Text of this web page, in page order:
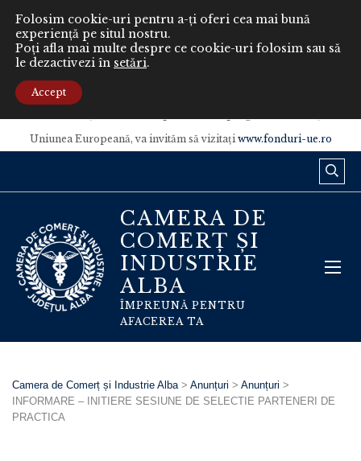
Conținutul acestui material nu reprezintă în mod obligatoriu poziția
oficială a Uniunii Europene sau a Guvernului României.
Uniunea Europeană, va invităm să vizitaţiwww.fonduri-ue.ro
CAMERA DE
COMERȚ ȘI
INDUSTRIE
ALBA
ÎMPREUNĂ PENTRU
AFACEREA TA
Camera de Comerț și Industrie Alba> Anunțuri > Anunțuri >
INFORMARE – INITIERE SESIUNE DE SELECTIE PARTENERI DE
PRACTICA
Folosim cookie-uri pentru a-ți oferi cea mai bună
experiență pe situl nostru.
Poți afla mai multe despre ce cookie-uri folosim sau să
le dezactivezi în setări.
Accept